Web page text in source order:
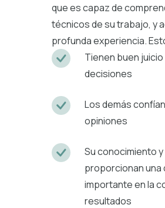
que es capaz de
técnicos de su trabajo, y
profunda experiencia.
Tienen buen
decisiones
Los demás
opiniones
Su conocimiento
proporcionan una
importante en la
resultados